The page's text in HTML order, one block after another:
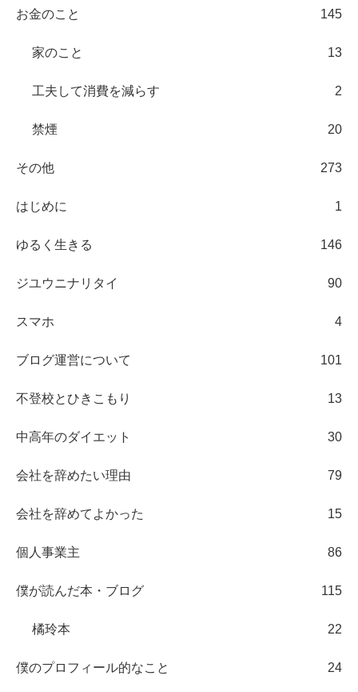
お金のこと 145
家のこと 13
工夫して消費を減らす 2
禁煙 20
その他 273
はじめに 1
ゆるく生きる 146
ジユウニナリタイ 90
スマホ 4
ブログ運営について 101
不登校とひきこもり 13
中高年のダイエット 30
会社を辞めたい理由 79
会社を辞めてよかった 15
個人事業主 86
僕が読んだ本・ブログ 115
橘玲本 22
僕のプロフィール的なこと 24